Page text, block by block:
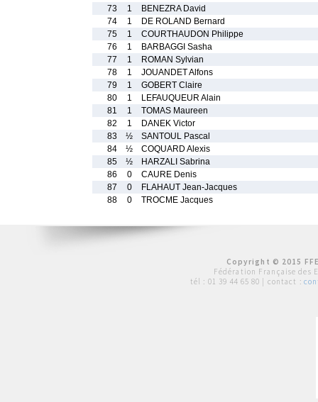
73
1
BENEZRA David
74
1
DE ROLAND Bernard
75
1
COURTHAUDON Philippe
76
1
BARBAGGI Sasha
77
1
ROMAN Sylvian
78
1
JOUANDET Alfons
79
1
GOBERT Claire
80
1
LEFAUQUEUR Alain
81
1
TOMAS Maureen
82
1
DANEK Victor
83
½
SANTOUL Pascal
84
½
COQUARD Alexis
85
½
HARZALI Sabrina
86
0
CAURE Denis
87
0
FLAHAUT Jean-Jacques
88
0 TROCME Jacques
Copyright © 2015
Fédération Française des
tél : 01 39 44 65 80 | contact :